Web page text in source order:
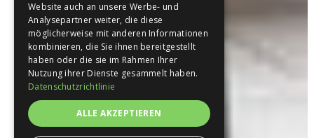
Website auch an unsere Werbe- und
Analysepartner weiter, die diese
möglicherweise mit anderen Informationen
kombinieren, die Sie ihnen bereitgestellt
haben oder die sie im Rahmen Ihrer
Nutzung ihrer Dienste gesammelt haben.
Datenschutzrichtlinie
ALLE AKZEPTIEREN